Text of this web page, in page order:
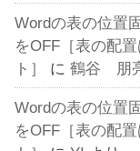
Wordの表の位置
をOFF［表の配
ト］
に鶴谷 朋
Wordの表の位置
をOFF［表の配